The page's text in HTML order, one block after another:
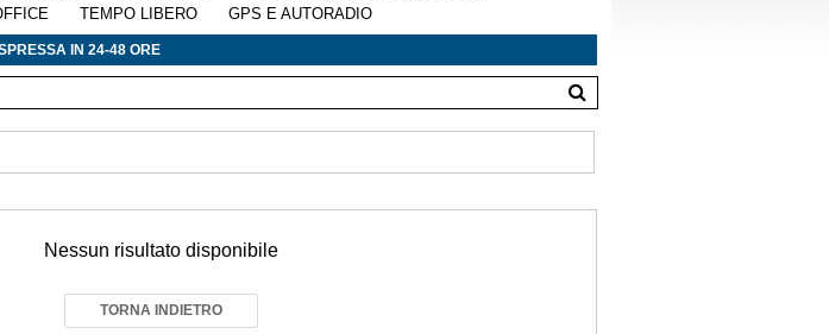
TEMPO LIBERO GPS E AUTORADIO
IN 24-48 ORE
Nessun risultato disponibile
TORNA INDIETRO